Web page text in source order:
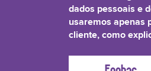
dados pessoais e
usaremos apenas
cliente, como